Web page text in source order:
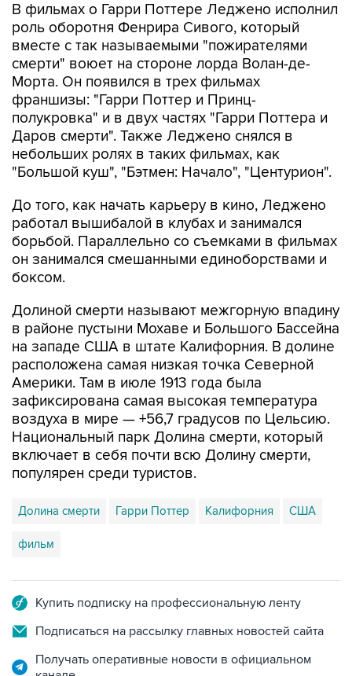
В фильмах о Гарри Поттере Леджено исполнил
роль оборотня Фенрира Сивого, который
вместе с так называемыми "пожирателями
смерти" воюет на стороне лорда Волан-де-
Морта. Он появился в трех фильмах
франшизы: "Гарри Поттер и Принц-
полукровка" и в двух частях "Гарри Поттера и
Даров смерти". Также Леджено снялся в
небольших ролях в таких фильмах, как
"Большой куш", "Бэтмен: Начало", "Центурион".
До того, как начать карьеру в кино, Леджено
работал вышибалой в клубах и занимался
борьбой. Параллельно со съемками в фильмах
он занимался смешанными единоборствами и
боксом.
Долиной смерти называют межгорную впадину
в районе пустыни Мохаве и Большого Бассейна
на западе США в штате Калифорния. В долине
расположена самая низкая точка Северной
Америки. Там в июле 1913 года была
зафиксирована самая высокая температура
воздуха в мире — +56,7 градусов по Цельсию.
Национальный парк Долина смерти, который
включает в себя почти всю Долину смерти,
популярен среди туристов.
Долина смерти Гарри Поттер Калифорния США
фильм
Купить подписку на профессиональную ленту
Подписаться на рассылку главных новостей сайта
Получать оперативные новости в официальном